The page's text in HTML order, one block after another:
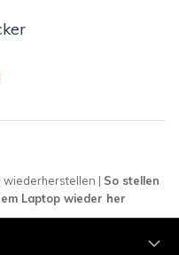
wiederherstellen | So stellen
Laptop wieder her